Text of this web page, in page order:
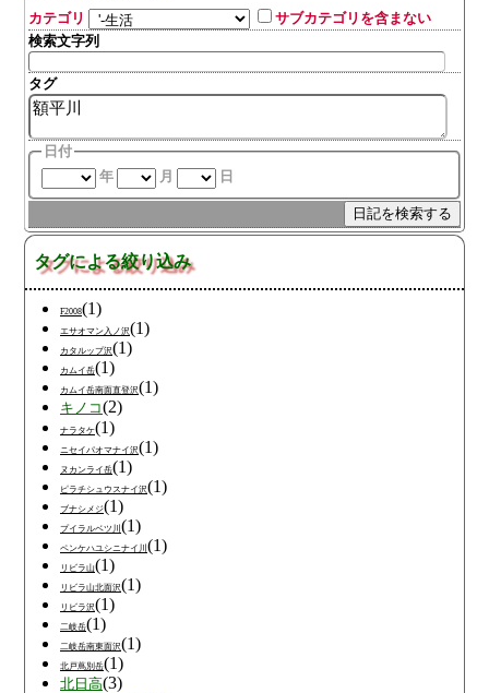
カテゴリ
サブカテゴリを含まない
検索文字列
タグ
日付
年
月 日
タグによる絞り込み
F2008(1)
エサオマン入ノ沢(1)
カタルップ沢(1)
カムイ岳(1)
カムイ岳南面直登沢(1)
キノコ(2)
ナラタケ(1)
ニセイパオマナイ沢(1)
ヌカンライ岳(1)
ピラチシュウスナイ沢(1)
ブナシメジ(1)
プイラルベツ川 (1)
ペンケハユシニナイ川 (1)
リビラ山(1)
リビラ山北面沢(1)
リビラ沢(1)
二岐岳(1)
二岐岳南東面沢(1)
北戸蔦別岳(1)
北日高(3)